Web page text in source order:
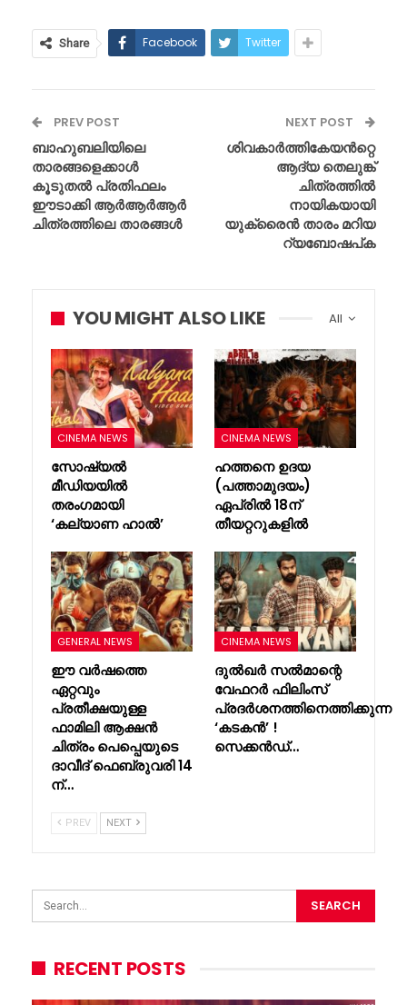
Share Facebook Twitter
PREV POST
ബാഹുബലിയിലെ
താരങ്ങളെക്കാൾ
കൂടുതൽ പ്രതിഫലം
ഈടാക്കി ആർആർആർ
ചിത്രത്തിലെ താരങ്ങൾ
NEXT POST
ശിവകാർത്തികേയൻറ്റെ
ആദ്യ തെലുങ്ക്
ചിത്രത്തിൽ
നായികയായി
യുക്രൈൻ താരം മറിയ
റ്യബോഷപ്ക
All
YOU MIGHT ALSO LIKE
CINEMA NEWS
സോഷ്യൽ
മീഡിയയിൽ
തരംഗമായി
‘കല്യാണ ഹാൽ’
CINEMA NEWS
ഹത്തനെ ഉദയ
(പത്താമുദയം)
ഏപ്രിൽ 18ന്
തീയറ്ററുകളിൽ
GENERAL NEWS
ഈ വർഷത്തെ
ഏറ്റവും
പ്രതീക്ഷയുള്ള
ഫാമിലി ആക്ഷൻ
ചിത്രം പെപ്പെയുടെ
ദാവീദ് ഫെബ്രുവരി 14
ന്…
CINEMA NEWS
ദുൽഖർ സൽമാന്റെ
വേഫറർ ഫിലിംസ്
പ്രദർശനത്തിനെത്തിക്കുന്ന
‘കടകൻ’ !
സെക്കൻഡ്…
PREV NEXT
RECENT POSTS